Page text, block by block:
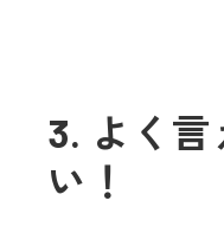
3. よく
い！